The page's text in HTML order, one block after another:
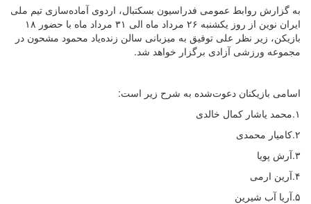
به گزارش روابط عمومی فدراسیون بسکتبال، اردوی آماده‌سازی تیم ملی
ایران نوین از روز یکشنبه ۲۶ مرداد ماه الی ۳۱ مرداد ماه با حضور ۱۸
بازیکن، زیر نظر علی توفیق به میزبانی سالن زنده‌یاد محمود مشحون در
مجموعه ورزشی آزادی برگزار خواهد شد.
اسامی بازیکنان دعوت‌شده به شرح زیر است:
۱.محمد یاشار کمال خالدی
۲.کامیار محمدی
۳.آرش پویا
۴.آرین ارمی
۵.آریا آب شیرین